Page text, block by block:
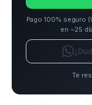
Pago 100% seguro
en ~25
Te